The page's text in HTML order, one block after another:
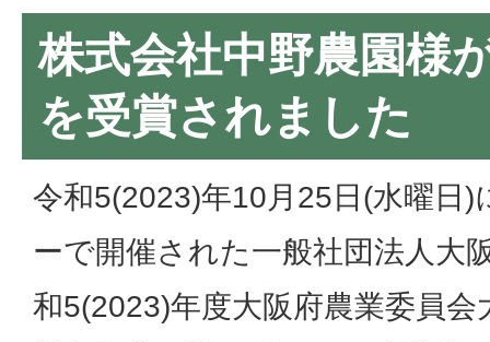
株式会社中野農園様
を受賞されました
令和5(2023)年10月25日(水曜日)
ーで開催された一般社団法人大
和5(2023)年度大阪府農業委員